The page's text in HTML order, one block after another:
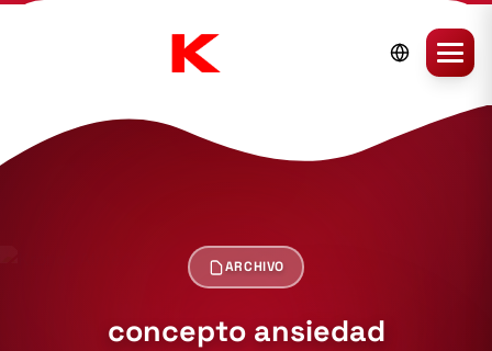
ARCHIVO
concepto ansiedad